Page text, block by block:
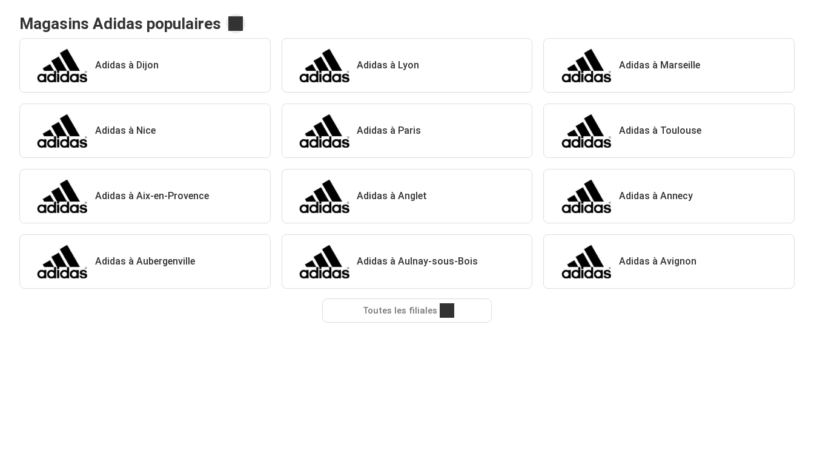
Magasins Adidas populaires
Adidas à Dijon Adidas à Lyon Adidas à Marseille
Adidas à Nice Adidas à Paris Adidas à Toulouse
Adidas à Aix-en-Provence Adidas à Anglet Adidas à Annecy
Adidas à Aubergenville Adidas à Aulnay-sous-Bois Adidas à Avignon
Toutes les filiales